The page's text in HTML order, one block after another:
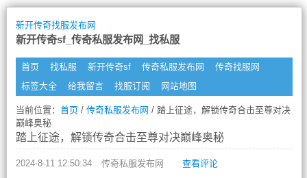
新开传奇找服发布网
新开传奇sf_传奇私服发布网_找私服
首页 找私服 新开传奇sf 传奇私服发布网
传奇找服网
标签大全
给我留言 找服订阅 网站地图
当前位置： 首页/ 传奇私服发布网 / 踏上征途，解锁传奇合击至尊对决
巅峰奥秘
踏上征途，解锁传奇合击至尊对决巅峰奥秘
2024-8-11 12:50:34 传奇私服发布网 查看评论